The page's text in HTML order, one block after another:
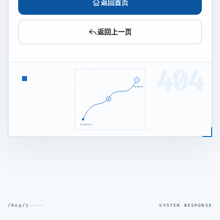
返回首页
返回上一页
REQUEST
TARGET
/buy/1 SYSTEM RESPONSE